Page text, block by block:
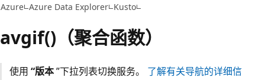
Azure Azure Data Explorer Kusto
avgif()（聚合函数）
使用 “版本”下拉列表切换服务。 了解有关导航的详细信